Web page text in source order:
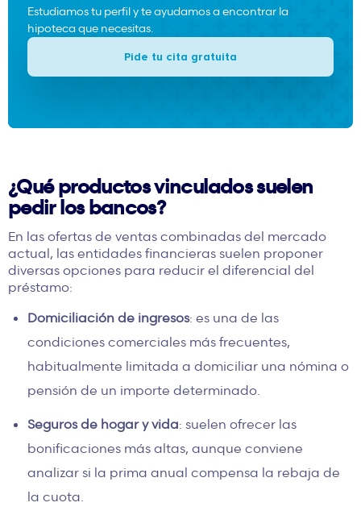
Estudiamos tu perfil y te ayudamos a encontrar la
hipoteca que necesitas.
Pide tu cita gratuita
¿Qué productos vinculados suelen
pedir los bancos?
En las ofertas de ventas combinadas del mercado
actual, las entidades financieras suelen proponer
diversas opciones para reducir el diferencial del
préstamo:
Domiciliación de ingresos: es una de las
condiciones comerciales más frecuentes,
habitualmente limitada a domiciliar una nómina o
pensión de un importe determinado.
Seguros de hogar y vida: suelen ofrecer las
bonificaciones más altas, aunque conviene
analizar si la prima anual compensa la rebaja de
la cuota.